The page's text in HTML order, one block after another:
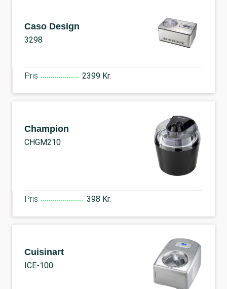
Caso Design
3298
Pris 2399 Kr.
Champion
CHGM210
Pris 398 Kr.
Cuisinart
ICE-100